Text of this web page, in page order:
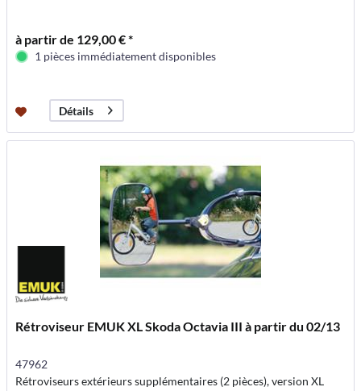
à partir de 129,00 € *
1 pièces immédiatement disponibles
Détails
Rétroviseur EMUK XL Skoda Octavia III à partir du 02/13
47962
Rétroviseurs extérieurs supplémentaires (2 pièces), version XL